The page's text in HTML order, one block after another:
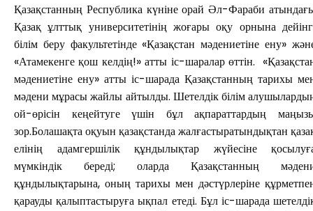
Қазақстанның Республика күніне орай Әл-Фараби
Қазақ ұлттық университетінің жоғары оқу орнына
білім беру факультетінде «Қазақстан мәдениетіне ену»
«Атамекенге қош келдің!» атты іс-шаралар өттін.
мәдениетіне ену» атты іс-шарада Қазақстанның тарихы
мәдени мұрасы жайлы айтылды. Шетелдік білім
ой-өрісін кеңейтуге үшін бұл ақпараттардың
зор.Болашақта оқуын қазақстанда жалғастыратындықтан
елінің адамгершілік құндылықтар жүйесіне
мүмкіндік береді; оларда Қазақстанның
құндылықтарына, оның тарихы мен дәстүрлеріне
қарауды қалыптастыруға ықпал етеді. Бұл іс-шарада